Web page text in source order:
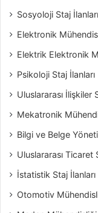
Sosyoloji Staj İlanları
Elektronik
Elektrik Elektronik
Psikoloji Staj İlanları
Uluslararası İlişkiler
Mekatronik
Bilgi ve Belge
Uluslararası Ticaret
İstatistik Staj İlanları
Otomotiv